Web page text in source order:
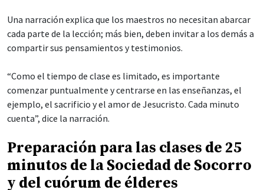
Una narración explica que los maestros no necesitan abarcar
cada parte de la lección; más bien, deben invitar a los demás a
compartir sus pensamientos y testimonios.
“Como el tiempo de clase es limitado, es importante
comenzar puntualmente y centrarse en las enseñanzas, el
ejemplo, el sacrificio y el amor de Jesucristo. Cada minuto
cuenta”, dice la narración.
Preparación para las clases de 25
minutos de la Sociedad de Socorro
y del cuórum de élderes